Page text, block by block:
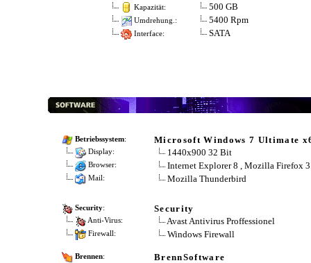
Kapazität: 500 GB
Umdrehung.: 5400 Rpm
Interface: SATA
Betriebssystem: Microsoft Windows 7 Ultimate
Display: 1440x900 32 Bit
Browser: Internet Explorer 8 , Mozilla Firefox
Mail: Mozilla Thunderbird
Security: Security
Anti-Virus: Avast Antivirus Proffessionel
Firewall: Windows Firewall
Brennen: BrennSoftware